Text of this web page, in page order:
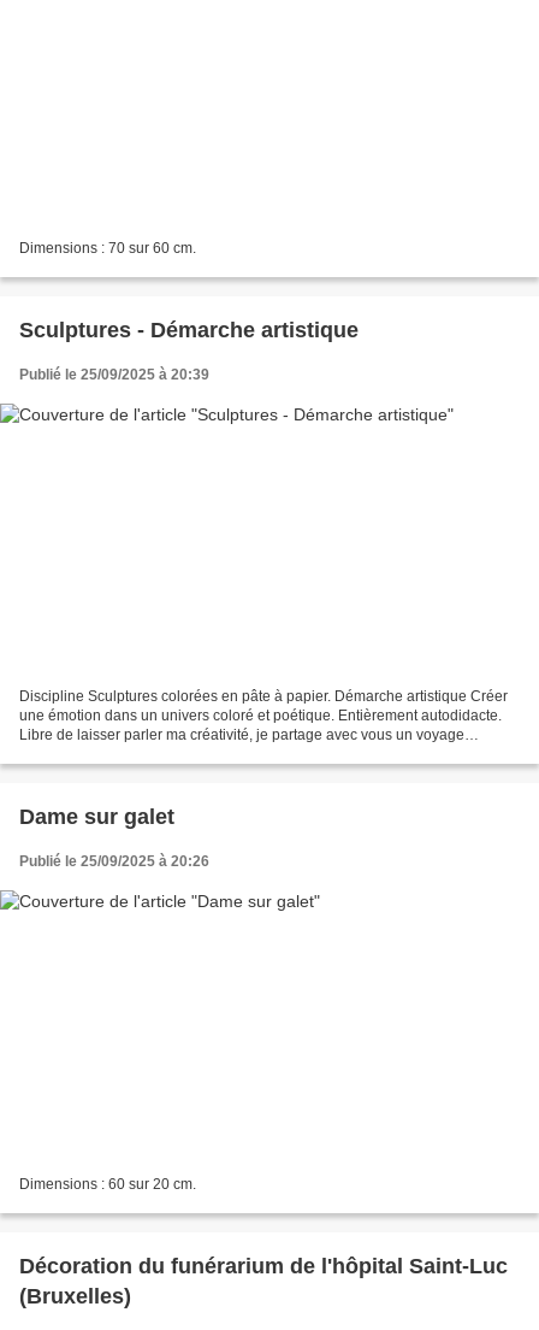
Dimensions : 70 sur 60 cm.
Sculptures - Démarche artistique
Publié le 25/09/2025 à 20:39
Discipline Sculptures colorées en pâte à papier. Démarche artistique Créer
une émotion dans un univers coloré et poétique. Entièrement autodidacte.
Libre de laisser parler ma créativité, je partage avec vous un voyage
Dame sur galet
Publié le 25/09/2025 à 20:26
Dimensions : 60 sur 20 cm.
Décoration du funérarium de l'hôpital Saint-Luc
(Bruxelles)